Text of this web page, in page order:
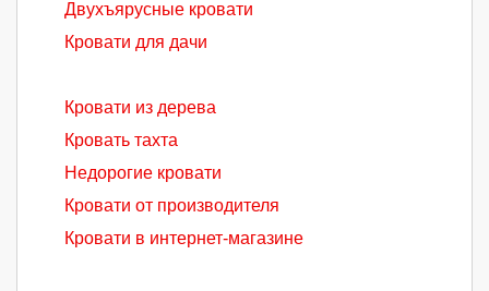
Двухъярусные кровати
Кровати для дачи
Кровати из дерева
Кровать тахта
Недорогие кровати
Кровати от производителя
Кровати в интернет-магазине